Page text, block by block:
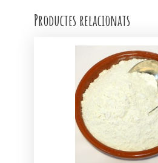
Productes relacionats